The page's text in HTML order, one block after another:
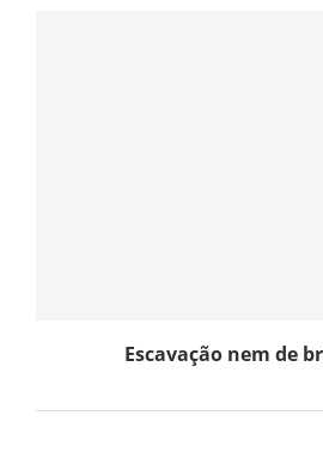
Escavação nem de